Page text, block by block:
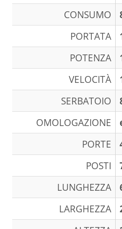
CONSUMO
PORTATA
POTENZA
VELOCITÀ
SERBATOIO
OMOLOGAZIONE
PORTE
POSTI
LUNGHEZZA
LARGHEZZA